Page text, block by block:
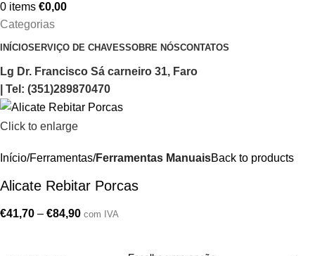
0 items €0,00
Categorias
INÍCIOSERVIÇO DE CHAVESSOBRE NÓSCONTATOS
Lg Dr. Francisco Sá carneiro 31, Faro
| Tel: (351)289870470
Click to enlarge
Início Ferramentas Ferramentas ManuaisBack to products
Alicate Rebitar Porcas
€41,70 – €84,90 com IVA